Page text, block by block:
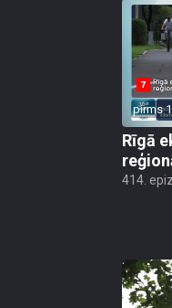
pirms
Rīgā
414.